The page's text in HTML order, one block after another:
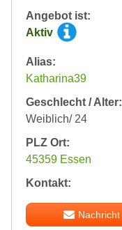
Angebot ist:
Aktiv
Alias:
Katharina39
Geschlecht / Alter:
Weiblich/ 24
PLZ Ort:
45359 Essen
Kontakt:
Nachricht